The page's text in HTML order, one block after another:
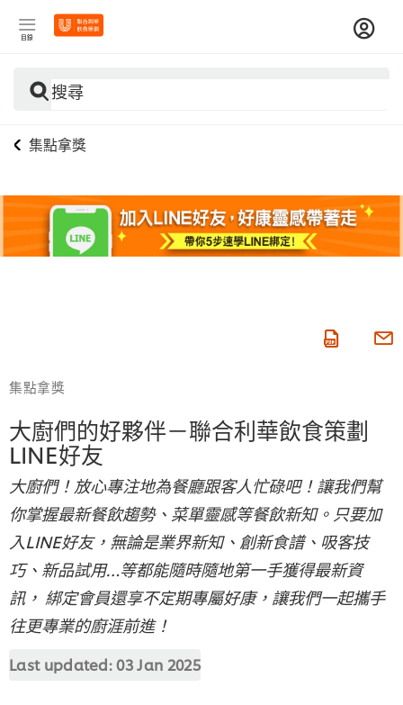
目錄
搜尋
集點拿獎
集點拿獎
大廚們的好夥伴－聯合利華飲食策劃
LINE好友
大廚們！放心專注地為餐廳跟客人忙碌吧！讓我們幫
你掌握最新餐飲趨勢、菜單靈感等餐飲新知。只要加
入LINE好友，無論是業界新知、創新食譜、吸客技
巧、新品試用…等都能隨時隨地第一手獲得最新資
訊， 綁定會員還享不定期專屬好康，讓我們一起攜手
往更專業的廚涯前進！
Last updated:03 Jan 2025